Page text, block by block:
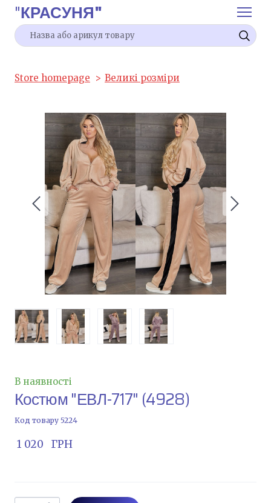
"КРАСУНЯ"
Store homepage Великі розміри
В наявності
Костюм "ЕВЛ-717" (4928)
Код товару 5224
1 020   ГРН